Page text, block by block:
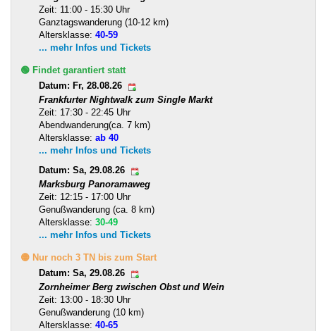
Zeit: 11:00 - 15:30 Uhr
Ganztagswanderung (10-12 km)
Altersklasse: 40-59
... mehr Infos und Tickets
🟢 Findet garantiert statt
Datum: Fr, 28.08.26
Frankfurter Nightwalk zum Single Markt
Zeit: 17:30 - 22:45 Uhr
Abendwanderung(ca. 7 km)
Altersklasse: ab 40
... mehr Infos und Tickets
Datum: Sa, 29.08.26
Marksburg Panoramaweg
Zeit: 12:15 - 17:00 Uhr
Genußwanderung (ca. 8 km)
Altersklasse: 30-49
... mehr Infos und Tickets
🟡 Nur noch 3 TN bis zum Start
Datum: Sa, 29.08.26
Zornheimer Berg zwischen Obst und Wein
Zeit: 13:00 - 18:30 Uhr
Genußwanderung (10 km)
Altersklasse: 40-65